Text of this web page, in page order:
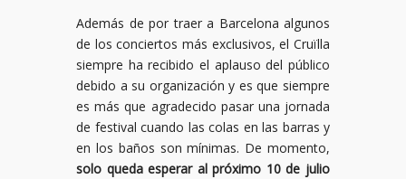
Además de por traer a Barcelona algunos
de los conciertos más exclusivos, el Cruïlla
siempre ha recibido el aplauso del público
debido a su organización y es que siempre
es más que agradecido pasar una jornada
de festival cuando las colas en las barras y
en los baños son mínimas. De momento,
solo queda esperar al próximo 10 de julio